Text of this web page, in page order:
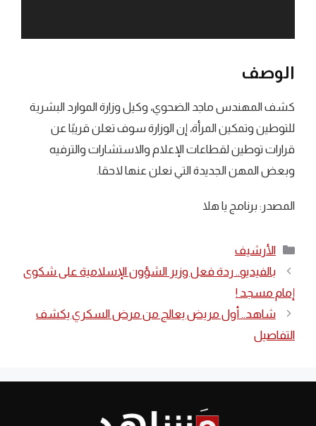
الوصف
كشف المهندس ماجد الضحوي، وكيل وزارة الموارد البشرية
للتوطين وتمكين المرأة، إن الوزارة سوف تعلن قريبًا عن
قرارات توطين لقطاعات الإعلام والاستشارات والترفيه
وبعض المهن الجديدة التي نعلن عنها لاحقا.
المصدر: برنامج يا هلا
التصنيفات
الأرشيف
بالفيديو.. ردة فعل وزير الشؤون الإسلامية على شكوى
إمام مسجد !
شاهد.. أول مريض يعالج من مرض السكري يكشف
التفاصيل